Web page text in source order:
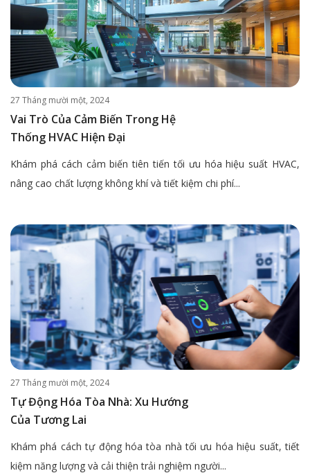
27 Tháng mười một, 2024
Vai Trò Của Cảm Biến Trong Hệ
Thống HVAC Hiện Đại
Khám phá cách cảm biến tiên tiến tối ưu hóa hiệu suất HVAC,
nâng cao chất lượng không khí và tiết kiệm chi phí...
27 Tháng mười một, 2024
Tự Động Hóa Tòa Nhà: Xu Hướng
Của Tương Lai
Khám phá cách tự động hóa tòa nhà tối ưu hóa hiệu suất, tiết
kiệm năng lượng và cải thiện trải nghiệm người...